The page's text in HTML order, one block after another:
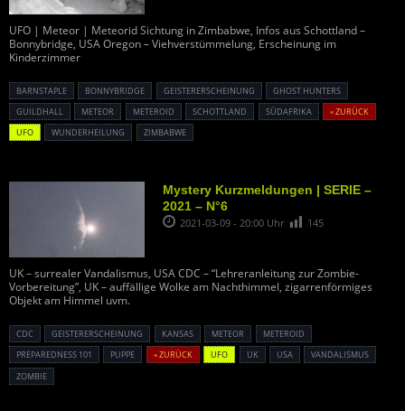
UFO | Meteor | Meteorid Sichtung in Zimbabwe, Infos aus Schottland –
Bonnybridge, USA Oregon – Viehverstümmelung, Erscheinung im
Kinderzimmer
BARNSTAPLE BONNYBRIDGE GEISTERERSCHEINUNG
GHOST HUNTERS
GUILDHALL
METEOR METEROID SCHOTTLAND SÜDAFRIKA
« ZURÜCK
UFO
WUNDERHEILUNG ZIMBABWE
Mystery Kurzmeldungen | SERIE –
2021 – N°6
2021-03-09 - 20:00 Uhr 145
UK – surrealer Vandalismus, USA CDC – “Lehreranleitung zur Zombie-
Vorbereitung”, UK – auffällige Wolke am Nachthimmel, zigarrenförmiges
Objekt am Himmel uvm.
CDC GEISTERERSCHEINUNG KANSAS METEOR
METEROID
PREPAREDNESS 101
PUPPE « ZURÜCK UFO UK USA
VANDALISMUS
ZOMBIE